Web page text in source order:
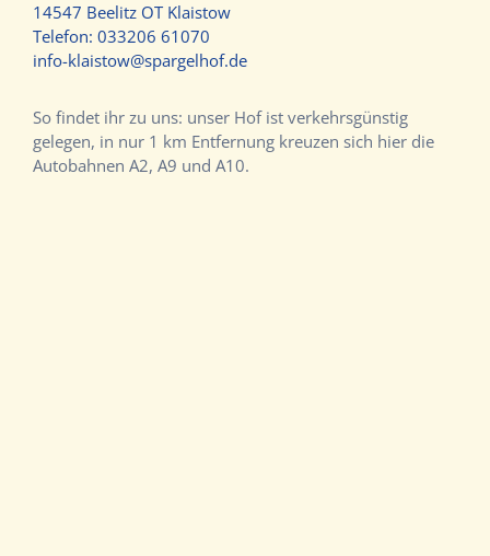
14547 Beelitz OT Klaistow
Telefon: 033206 61070
info-klaistow@spargelhof.de
So findet ihr zu uns: unser Hof ist verkehrsgünstig
gelegen, in nur 1 km Entfernung kreuzen sich hier die
Autobahnen A2, A9 und A10.